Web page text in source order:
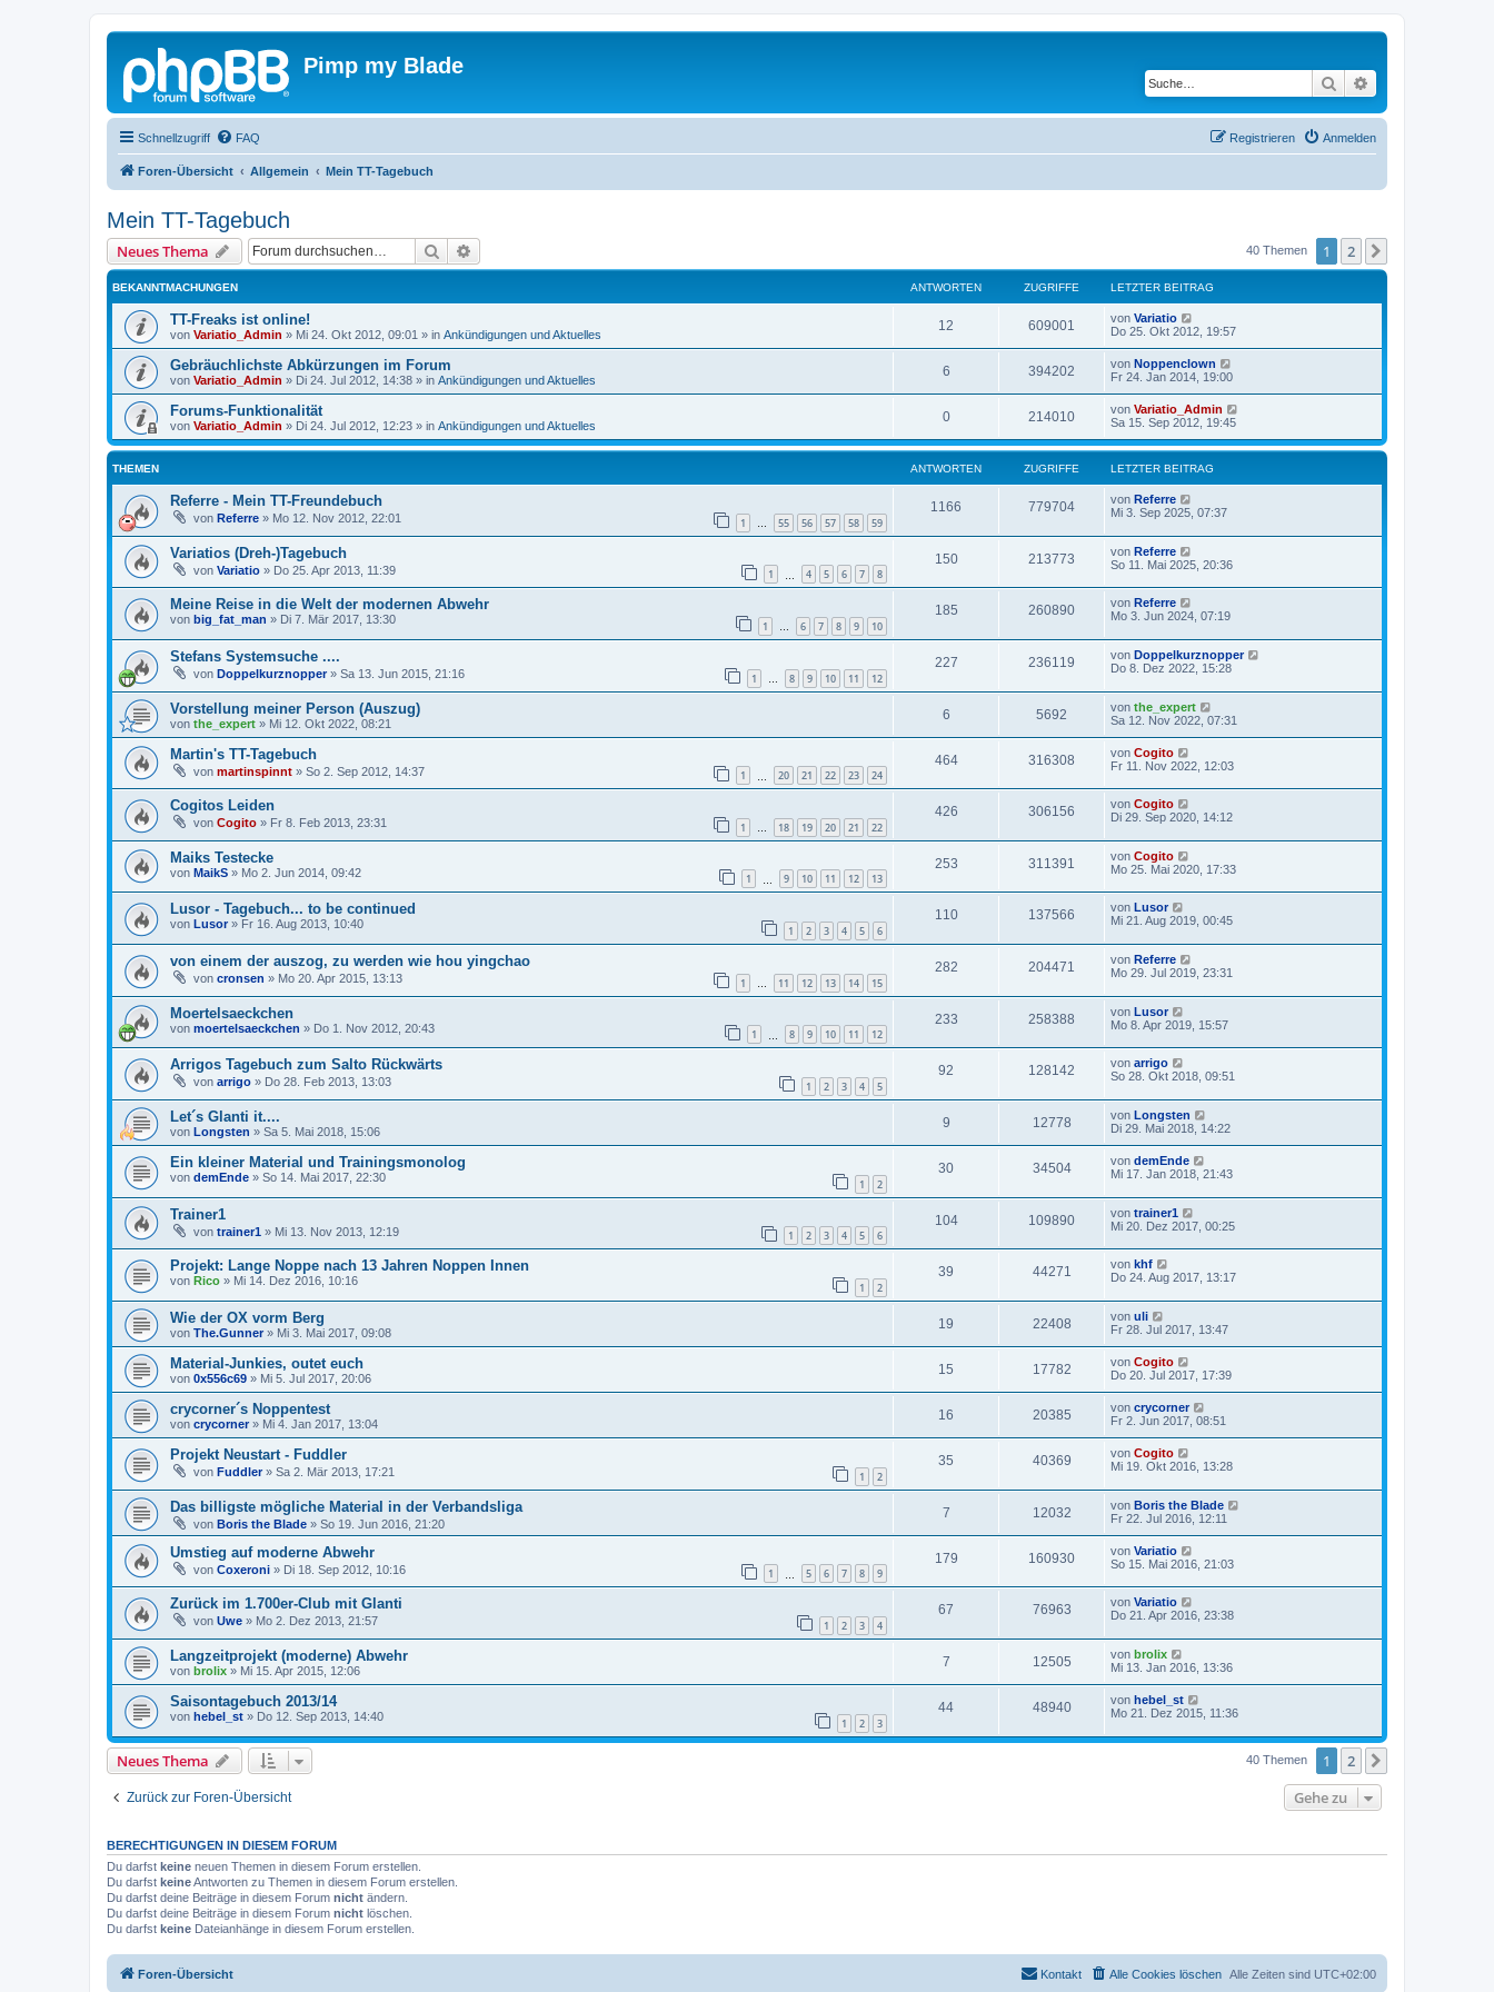
Pimp my Blade
Suche
Schnellzugriff FAQ Anmelden
Registrieren
Foren-Übersicht Allgemein Mein TT-Tagebuch
Mein TT-Tagebuch
Neues Thema Suche 40 Themen 1 2
BEKANNTMACHUNGEN ANTWORTEN ZUGRIFFE LETZTER BEITRAG
TT-Freaks ist online!
von Variatio_Admin » Mi 24. Okt 2012, 09:01 » in Ankündigungen und Aktuelles
12 609001 von Variatio
Do 25. Okt 2012, 19:57
Gebräuchlichste Abkürzungen im Forum
von Variatio_Admin » Di 24. Jul 2012, 14:38 » in Ankündigungen und Aktuelles
6 394202 von Noppenclown
Fr 24. Jan 2014, 19:00
Forums-Funktionalität
von Variatio_Admin » Di 24. Jul 2012, 12:23 » in Ankündigungen und Aktuelles
0 214010 von Variatio_Admin
Sa 15. Sep 2012, 19:45
THEMEN ANTWORTEN ZUGRIFFE LETZTER BEITRAG
Referre - Mein TT-Freundebuch
von Referre » Mo 12. Nov 2012, 22:01 1 … 55 56 57 58 59
1166 779704 von Referre
Mi 3. Sep 2025, 07:37
Variatios (Dreh-)Tagebuch
von Variatio » Do 25. Apr 2013, 11:39 1 4 5 6 7 8
150 213773 von Referre
So 11. Mai 2025, 20:36
Meine Reise in die Welt der modernen Abwehr
von big_fat_man » Di 7. Mär 2017, 13:30 1 … 6 7 8 9 10
185 260890 von Referre
Mo 3. Jun 2024, 07:19
Stefans Systemsuche ....
von Doppelkurznopper» Sa 13. Jun 2015, 21:16 1 … 8 9 10 11 12
227 236119 von Doppelkurznopper
Do 8. Dez 2022, 15:28
Vorstellung meiner Person (Auszug)
von the_expert » Mi 12. Okt 2022, 08:21
6 5692 von the_expert
Sa 12. Nov 2022, 07:31
Martin's TT-Tagebuch
von martinspinnt » So 2. Sep 2012, 14:37 1 20 21 22 23 24
464 316308 von Cogito
Fr 11. Nov 2022, 12:03
Cogitos Leiden
von Cogito » Fr 8. Feb 2013, 23:31 1 … 18 19 20 21 22
426 306156 von Cogito
Di 29. Sep 2020, 14:12
Maiks Testecke
von MaikS » Mo 2. Jun 2014, 09:42 1 9 10 11 12 13
253 311391 von Cogito
Mo 25. Mai 2020, 17:33
Lusor - Tagebuch... to be continued
von Lusor » Fr 16. Aug 2013, 10:40 1 2 3 4 5 6
110 137566 von Lusor
Mi 21. Aug 2019, 00:45
von einem der auszog, zu werden wie hou yingchao
von cronsen » Mo 20. Apr 2015, 13:13 1 … 11 12 13 14 15
282 204471 von Referre
Mo 29. Jul 2019, 23:31
Moertelsaeckchen
von moertelsaeckchen » Do 1. Nov 2012, 20:43 1 8 9 10 11 12
233 258388 von Lusor
Mo 8. Apr 2019, 15:57
Arrigos Tagebuch zum Salto Rückwärts
von arrigo » Do 28. Feb 2013, 13:03 1 2 3 4 5
92 128142 von arrigo
So 28. Okt 2018, 09:51
Let´s Glanti it....
von Longsten » Sa 5. Mai 2018, 15:06
9 12778 von Longsten
Di 29. Mai 2018, 14:22
Ein kleiner Material und Trainingsmonolog
von demEnde » So 14. Mai 2017, 22:30 1 2
30 34504 von demEnde
Mi 17. Jan 2018, 21:43
Trainer1
von trainer1 » Mi 13. Nov 2013, 12:19 1 2 3 4 5 6
104 109890 von trainer1
Mi 20. Dez 2017, 00:25
Projekt: Lange Noppe nach 13 Jahren Noppen Innen
von Rico » Mi 14. Dez 2016, 10:16 1 2
39 44271 von khf
Do 24. Aug 2017, 13:17
Wie der OX vorm Berg
von The.Gunner » Mi 3. Mai 2017, 09:08
19 22408 von uli
Fr 28. Jul 2017, 13:47
Material-Junkies, outet euch
von 0x556c69 » Mi 5. Jul 2017, 20:06
15 17782 von Cogito
Do 20. Jul 2017, 17:39
crycorner´s Noppentest
von crycorner » Mi 4. Jan 2017, 13:04
16 20385 von crycorner
Fr 2. Jun 2017, 08:51
Projekt Neustart - Fuddler
von Fuddler» Sa 2. Mär 2013, 17:21 1 2
35 40369 von Cogito
Mi 19. Okt 2016, 13:28
Das billigste mögliche Material in der Verbandsliga
von Boris the Blade » So 19. Jun 2016, 21:20
7 12032 von Boris the Blade
Fr 22. Jul 2016, 12:11
Umstieg auf moderne Abwehr
von Coxeroni » Di 18. Sep 2012, 10:16 1 5 6 7 8 9
179 160930 von Variatio
So 15. Mai 2016, 21:03
Zurück im 1.700er-Club mit Glanti
von Uwe » Mo 2. Dez 2013, 21:57 1 2 3 4
67 76963 von Variatio
Do 21. Apr 2016, 23:38
Langzeitprojekt (moderne) Abwehr
von brolix » Mi 15. Apr 2015, 12:06
7 12505 von brolix
Mi 13. Jan 2016, 13:36
Saisontagebuch 2013/14
von hebel_st » Do 12. Sep 2013, 14:40 1 2 3
44 48940 von hebel_st
Mo 21. Dez 2015, 11:36
Neues Thema 40 Themen 1 2
Zurück zur Foren-Übersicht Gehe zu
BERECHTIGUNGEN IN DIESEM FORUM
Du darfst keine neuen Themen in diesem Forum erstellen.
Du darfst keineAntworten zu Themen in diesem Forum erstellen.
Du darfst deine Beiträge in diesem Forum nicht ändern.
Du darfst deine Beiträge in diesem Forum nicht löschen.
Du darfst keine Dateianhänge in diesem Forum erstellen.
Foren-Übersicht Alle Zeiten sind UTC+02:00
Alle Cookies löschen
Kontakt